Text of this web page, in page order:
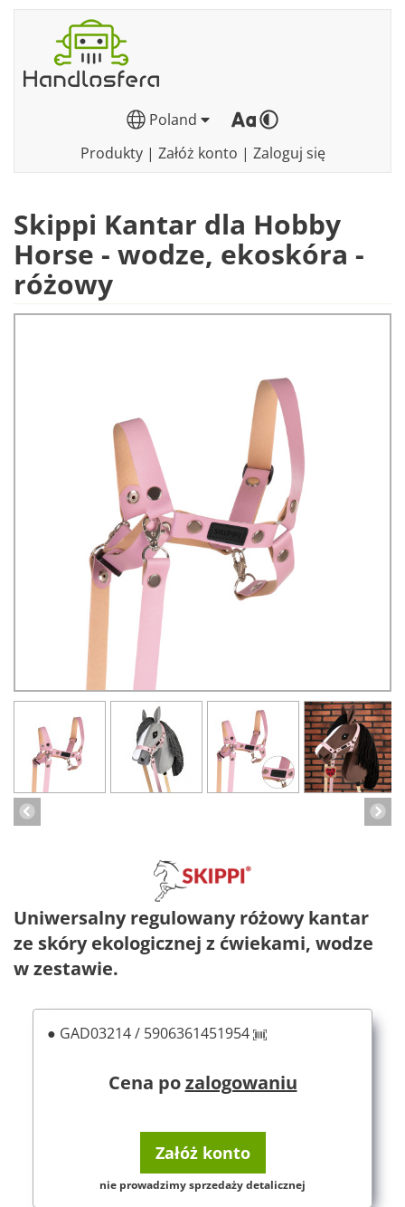
Poland
Produkty| Załóż konto | Zaloguj się
Skippi Kantar dla Hobby
Horse - wodze, ekoskóra -
różowy
Uniwersalny regulowany różowy kantar
ze skóry ekologicznej z ćwiekami, wodze
w zestawie.
● GAD03214 / 5906361451954
Cena pozalogowaniu
Załóż konto
nie prowadzimy sprzedaży detalicznej